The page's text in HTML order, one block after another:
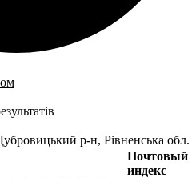
р-н, Рівненська обл.
Почтовый
индекс